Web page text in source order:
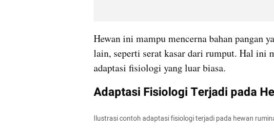
Hewan ini mampu mencerna bahan pangan
lain, seperti serat kasar dari rumput. Hal ini
adaptasi fisiologi yang luar biasa.
Adaptasi Fisiologi Terjadi pada
Ilustrasi contoh adaptasi fisiologi terjadi pada hewan